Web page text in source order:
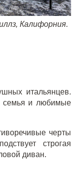
Калифорния.
итальянцев.
семья и любимые
черты
строгая
диван.